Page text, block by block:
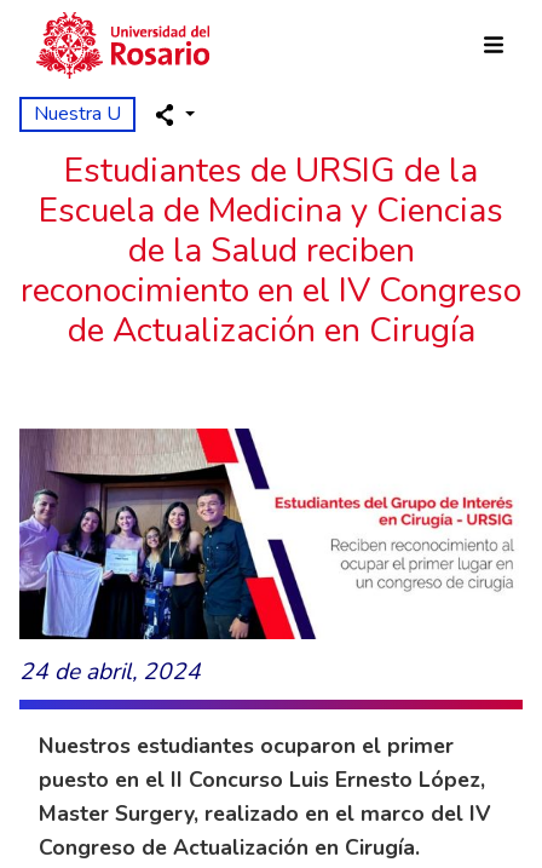
Pasar al contenido principal
Nuestra U
Estudiantes de URSIG de la
Escuela de Medicina y Ciencias
de la Salud reciben
reconocimiento en el IV Congreso
de Actualización en Cirugía
24 de abril, 2024
Nuestros estudiantes ocuparon el primer
puesto en el II Concurso Luis Ernesto López,
Master Surgery, realizado en el marco del IV
Congreso de Actualización en Cirugía.